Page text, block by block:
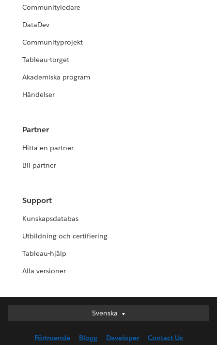
Communityledare
DataDev
Communityprojekt
Tableau-torget
Akademiska program
Händelser
Partner
Hitta en partner
Bli partner
Support
Kunskapsdatabas
Utbildning och certifiering
Tableau-hjälp
Alla versioner
Svenska
Svenska
English (UK)
Förtroende Blogg Developer Contact Us